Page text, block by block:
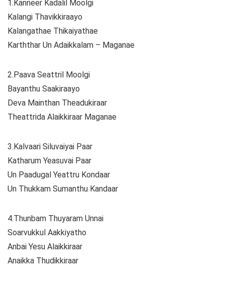
1.Kanneer Kadalil Moolgi
Kalangi Thavikkiraayo
Kalangathae Thikaiyathae
Karththar Un Adaikkalam – Maganae
2.Paava Seattril Moolgi
Bayanthu Saakiraayo
Deva Mainthan Theadukiraar
Theattrida Alaikkiraar Maganae
3.Kalvaari Siluvaiyai Paar
Katharum Yeasuvai Paar
Un Paadugal Yeattru Kondaar
Un Thukkam Sumanthu Kandaar
4.Thunbam Thuyaram Unnai
Soarvukkul Aakkiyatho
Anbai Yesu Alaikkiraar
Anaikka Thudikkiraar